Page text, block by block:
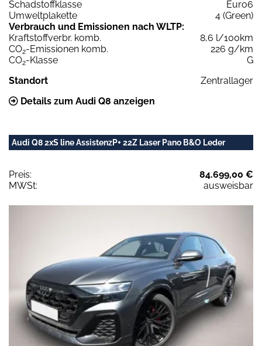
Schadstoffklasse
Euro6
Umweltplakette
4 (Green)
Verbrauch und Emissionen nach WLTP:
Kraftstoffverbr. komb.
8,6 l/100km
CO2-Emissionen komb.
226 g/km
CO2-Klasse
G
Standort
Zentrallager
Details zum Audi Q8 anzeigen
Audi Q8 2xS line AssistenzP+ 22Z Laser Pano B&O Leder
Preis:
84.699,00 €
MWSt:
ausweisbar